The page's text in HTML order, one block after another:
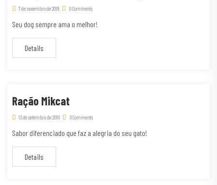
7 de novembro de 2019 0 Comments
Seu dog sempre ama o melhor!
Details
Ração Mikcat
13 de setembro de 2019 0 Comments
Sabor diferenciado que faz a alegria do seu gato!
Details